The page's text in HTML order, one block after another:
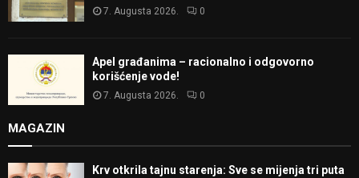
7. Augusta 2026. 0
Apel građanima – racionalno i odgovorno
korišćenje vode!
7. Augusta 2026. 0
MAGAZIN
Krv otkrila tajnu starenja: Sve se mijenja tri puta